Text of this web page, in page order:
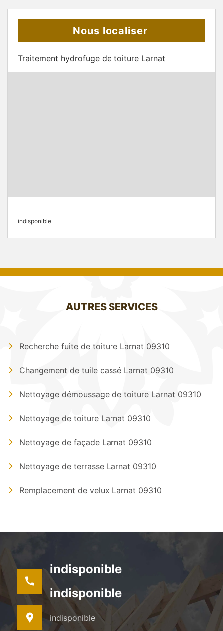
Nous localiser
Traitement hydrofuge de toiture Larnat
indisponible
AUTRES SERVICES
Recherche fuite de toiture Larnat 09310
Changement de tuile cassé Larnat 09310
Nettoyage démoussage de toiture Larnat 09310
Nettoyage de toiture Larnat 09310
Nettoyage de façade Larnat 09310
Nettoyage de terrasse Larnat 09310
Remplacement de velux Larnat 09310
indisponible
indisponible
indisponible